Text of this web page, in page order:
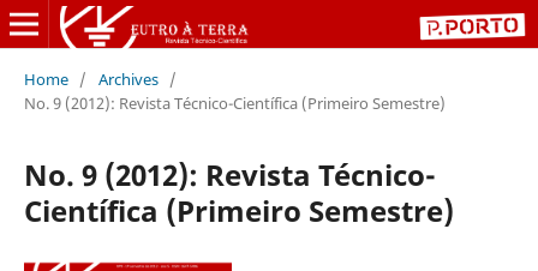
Home / Archives /
No. 9 (2012): Revista Técnico-Científica (Primeiro Semestre)
No. 9 (2012): Revista Técnico-
Científica (Primeiro Semestre)